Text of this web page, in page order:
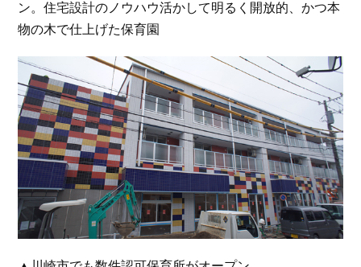
ン。住宅設計のノウハウ活かして明るく開放的、かつ本
物の木で仕上げた保育園